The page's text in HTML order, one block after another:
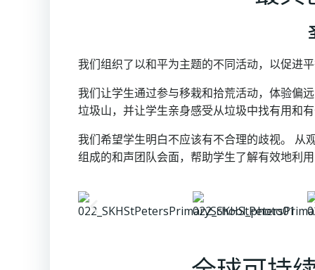
我们组织了以和平为主题的不同活动，以促进
我们让学生通过参与移栽和拾荒活动，体验偏
垃圾山，并让学生亲身感受从垃圾中找有用和
我们希望学生明白不应该有不合理的歧视。 从
组成的和声团队会面，帮助学生了解有效地利